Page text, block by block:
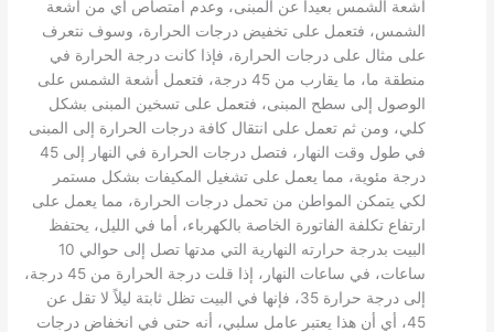
أشعة الشمس بعيدا عن المبنى، وعدم امتصاص أي من أشعة
الشمس، فتعمل على تخفيض درجات الحرارة، وسوف نتعرف
على مثال على درجات الحرارة، فإذا كانت درجة الحرارة في
منطقة ما، ما يقارب من 45 درجة، فتعمل أشعة الشمس على
الوصول إلى سطح المبنى، فتعمل على تسخين المبنى بشكل
كلي، ومن ثم تعمل على انتقال كافة درجات الحرارة إلى المبنى
في طول وقت النهار، فتصل درجات الحرارة في النهار إلى 45
درجة مئوية، مما يعمل على تشغيل المكيفات بشكل مستمر
لكي يتمكن المواطن من تحمل درجات الحرارة، مما يعمل على
ارتفاع تكلفة الفاتورة الخاصة بالكهرباء، أما في الليل، يحتفظ
البيت بدرجة حرارته النهارية التي مدتها تصل إلى حوالي 10
ساعات، في ساعات النهار، إذا قلت درجة الحرارة من 45 درجة،
إلى درجة حرارة 35، فإنها في البيت تظل ثابتة ليلاً لا تقل عن
45، أي أن هذا يعتبر عامل سلبي، أنه حتى في انخفاض درجات